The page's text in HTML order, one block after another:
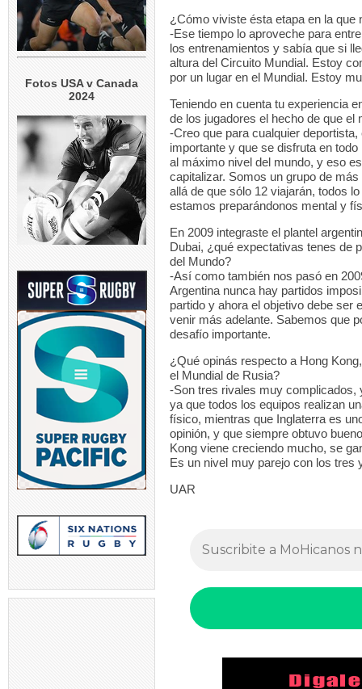
Fotos USA v Canada
2024
¿Cómo viviste ésta etapa en la que
-Ese tiempo lo aproveche para
los entrenamientos y sabía que si
altura del Circuito Mundial. Estoy
por un lugar en el Mundial. Estoy
Teniendo en cuenta tu experiencia
de los jugadores el hecho de que
-Creo que para cualquier
importante y que se disfruta en
al máximo nivel del mundo, y eso
capitalizar. Somos un grupo de
allá de que sólo 12 viajarán, todos
estamos preparándonos mental y
En 2009 integraste el plantel
Dubai, ¿qué expectativas tenes de
del Mundo?
-Así como también nos pasó en
Argentina nunca hay partidos
partido y ahora el objetivo debe ser
venir más adelante. Sabemos que
desafío importante.
¿Qué opinás respecto a Hong
el Mundial de Rusia?
-Son tres rivales muy complicados,
ya que todos los equipos realizan
físico, mientras que Inglaterra es
opinión, y que siempre obtuvo
Kong viene creciendo mucho, se
Es un nivel muy parejo con los tres
UAR